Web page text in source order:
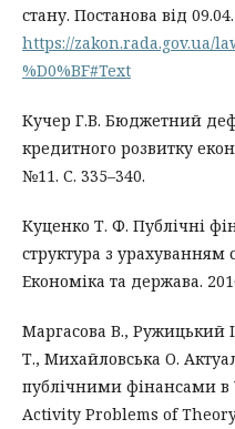
стану. Постанова від
https://zakon.rada.gov.ua/
%D0%BF#Text
Кучер Г.В. Бюджетний
кредитного розвитку
№11. С. 335–340.
Куценко Т. Ф. Публічні
структура з урахуванням
Економiка та держава.
Маргасова В., Ружицький
Т., Михайловська О.
публічними фінансами в
Activity Problems of